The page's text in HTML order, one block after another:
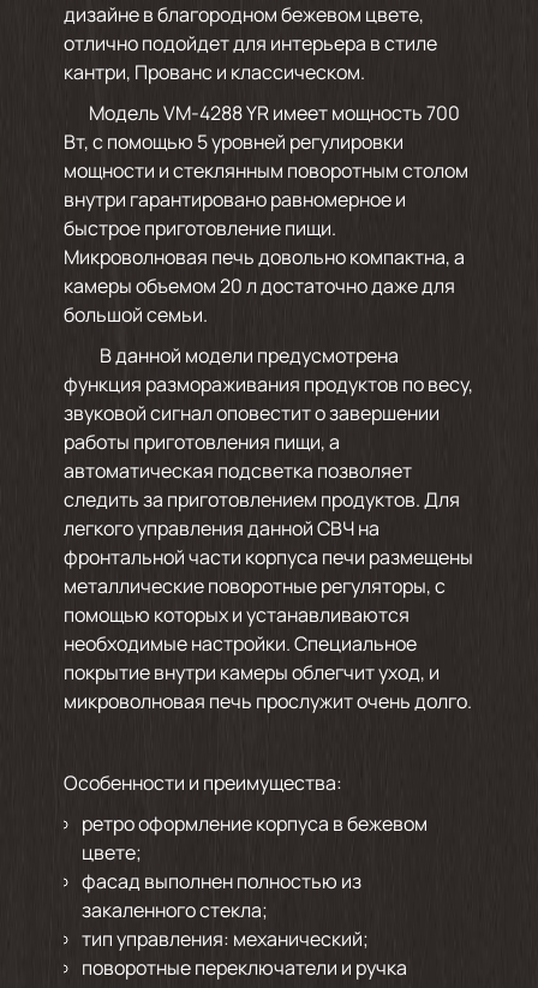
дизайне в благородном бежевом цвете,
отлично подойдет для интерьера в стиле
кантри, Прованс и классическом.
Модель VM-4288 YR имеет мощность 700
Вт, с помощью 5 уровней регулировки
мощности и стеклянным поворотным столом
внутри гарантировано равномерное и
быстрое приготовление пищи.
Микроволновая печь довольно компактна, а
камеры объемом 20 л достаточно даже для
большой семьи.
В данной модели предусмотрена
функция размораживания продуктов по весу,
звуковой сигнал оповестит о завершении
работы приготовления пищи, а
автоматическая подсветка позволяет
следить за приготовлением продуктов. Для
легкого управления данной СВЧ на
фронтальной части корпуса печи размещены
металлические поворотные регуляторы, с
помощью которых и устанавливаются
необходимые настройки. Специальное
покрытие внутри камеры облегчит уход, и
микроволновая печь прослужит очень долго.
Особенности и преимущества:
ретро оформление корпуса в бежевом
цвете;
фасад выполнен полностью из
закаленного стекла;
тип управления: механический;
поворотные переключатели и ручка